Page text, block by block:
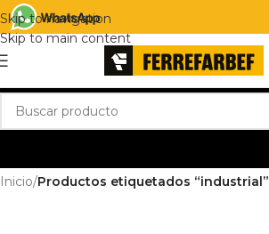
Skip to navigation
Skip to main content
Inicio/Productos etiquetados “industrial”